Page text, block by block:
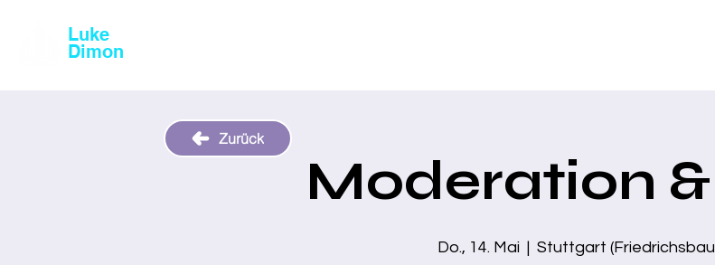
Luke
Dimon
Moderation
Do., 14. Mai
  |
Stuttgart
Zurück